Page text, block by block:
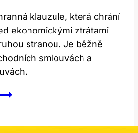
klauzule, která chrání
ekonomickými ztrátami
stranou. Je běžně
smlouvách a